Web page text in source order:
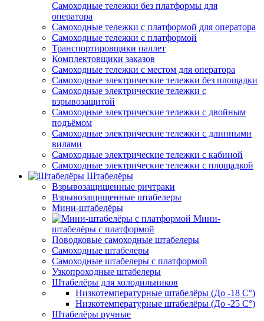
Самоходные тележки без платформы для
оператора
Самоходные тележки с платформой для оператора
Самоходные тележки с платформой
Транспортировщики паллет
Комплектовщики заказов
Самоходные тележки с местом для оператора
Самоходные электрические тележки без площадки
Самоходные электрические тележки с
взрывозащитой
Самоходные электрические тележки с двойным
подъёмом
Самоходные электрические тележки с длинными
вилами
Самоходные электрические тележки с кабиной
Самоходные электрические тележки с площадкой
Штабелёры
Взрывозащищенные ричтраки
Взрывозащищенные штабелеры
Мини-штабелёры
Мини-
штабелёры с платформой
Поводковые самоходные штабелеры
Самоходные штабелеры
Самоходные штабелеры с платформой
Узкопроходные штабелеры
Штабелёры для холодильников
Низкотемпературные штабелёры (До -18 C°)
Низкотемпературные штабелёры (До -25 C°)
Штабелёры ручные